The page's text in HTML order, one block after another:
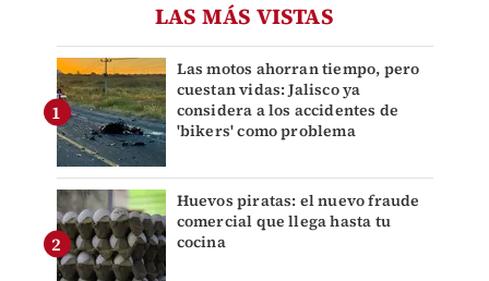
LAS MÁS VISTAS
Las motos ahorran tiempo, pero
cuestan vidas: Jalisco ya
considera a los accidentes de
'bikers' como problema
Huevos piratas: el nuevo fraude
comercial que llega hasta tu
cocina